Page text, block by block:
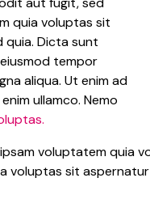
quia voluptas sit
Dicta sunt
tempor
aliqua. Ut enim ad
ullamco. Nemo
voluptatem quia
voluptas sit